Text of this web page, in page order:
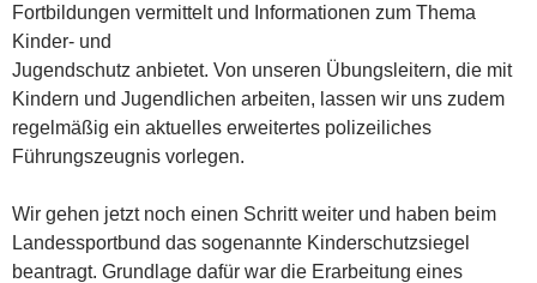
Fortbildungen vermittelt und Informationen zum Thema
Kinder- und
Jugendschutz anbietet. Von unseren Übungsleitern, die mit
Kindern und Jugendlichen arbeiten, lassen wir uns zudem
regelmäßig ein aktuelles erweitertes polizeiliches
Führungszeugnis vorlegen.
Wir gehen jetzt noch einen Schritt weiter und haben beim
Landessportbund das sogenannte Kinderschutzsiegel
beantragt. Grundlage dafür war die Erarbeitung eines